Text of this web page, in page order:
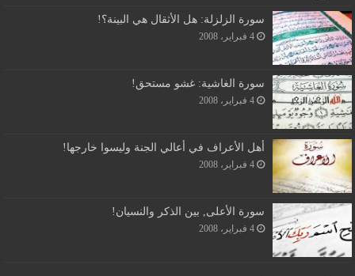
سورة الزلزلة: هل الأثقال هي البينة؟!
4 فبراير، 2008
سورة الغاشية: غشو مستحق!
4 فبراير، 2008
أهل الأعراف في أعالي الجنة وليسوا خارجها!
4 فبراير، 2008
سورة الأعلى, بين الذكر والنسيان!
4 فبراير، 2008